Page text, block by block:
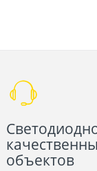
объектов